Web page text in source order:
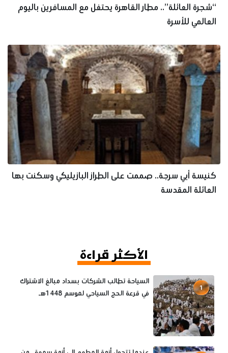
“شجرة العائلة”.. مطار القاهرة يحتفل مع المسافرين باليوم
العالمي للأسرة
كنيسة أبي سرجة.. صممت على الطراز البازيليكي وسكنت بها
العائلة المقدسة
الأكثر قراءة
1
السياحة تطالب الشركات بسداد مبالغ الاشتراك
في قرعة الحج السياحي لموسم 1448هـ